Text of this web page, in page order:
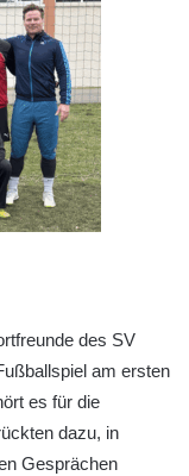
des SV
am ersten
es für die
dazu, in
Gesprächen